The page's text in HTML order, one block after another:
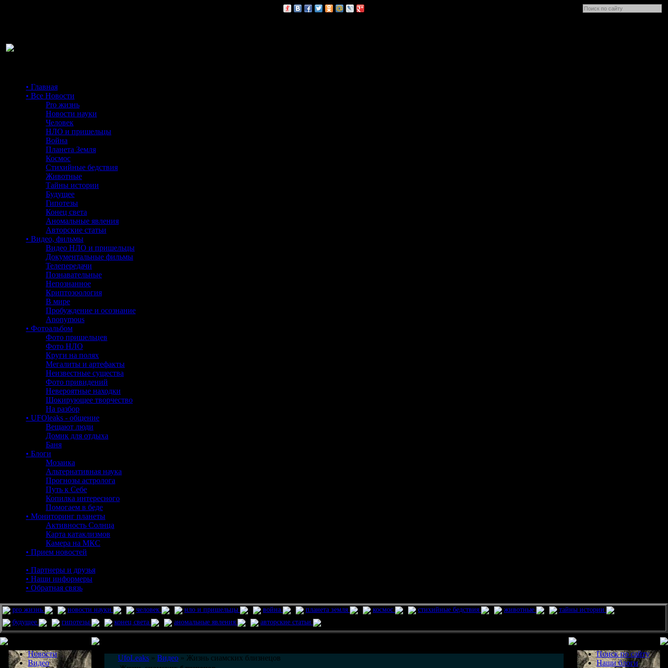
• Главная
• Все Новости
Pro жизнь
Новости науки
Человек
НЛО и пришельцы
Война
Планета Земля
Космос
Стихийные бедствия
Животные
Тайны истории
Будущее
Гипотезы
Конец света
Аномальные явления
Авторские статьи
• Видео, фильмы
Видео НЛО и пришельцы
Документальные фильмы
Телепередачи
Познавательные
Непознанное
Криптозоология
В мире
Пробуждение и осознание
Anonymous
• Фотоальбом
Фото пришельцев
Фото НЛО
Круги на полях
Мегалиты и артефакты
Неизвестные существа
Фото привидений
Невероятные находки
Шокирующее творчество
На разбор
• UFOleaks - общение
Вещают люди
Домик для отдыха
Баня
• Блоги
Мозаика
Альтернативная наука
Прогнозы астролога
Путь к Себе
Копилка интересного
Помогаем в беде
• Мониторинг планеты
Активность Солнца
Карта катаклизмов
Камера на МКС
• Прием новостей
• Партнеры и друзья
• Наши информеры
• Обратная связь
pro жизнь новости науки человек нло и пришельцы война планета земля космос стихийные бедствия животные
тайны истории
будущее
гипотезы конец света аномальные явления авторские статьи
Новости
Видео
UfoLeaks » Видео » Жизнь сиамских близнецов
Поиск по сайту
Наши блоги